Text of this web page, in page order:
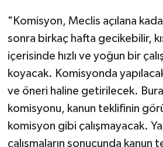
"Komisyon, Meclis açılana
sonra birkaç hafta gecikebilir,
içerisinde hızlı ve yoğun bir
koyacak. Komisyonda
ve öneri haline getirilecek.
komisyonu, kanun teklifinin
komisyon gibi çalışmayacak.
çalışmaların sonucunda kanun